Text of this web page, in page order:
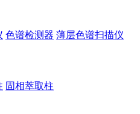
色谱检测器 薄层色谱扫描仪
固相萃取柱